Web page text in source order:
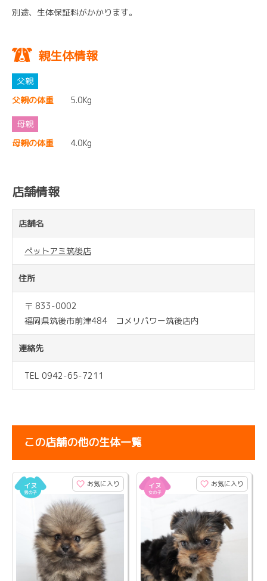
別途、生体保証料がかかります。
親生体情報
父親の体重 5.0Kg
母親の体重 4.0Kg
店舗情報
店舗名
ペットアミ筑後店
住所
〒 833-0002
福岡県筑後市前津484 コメリパワー筑後店内
連絡先
TEL 0942-65-7211
この店舗の他の生体一覧
お気に入り お気に入り